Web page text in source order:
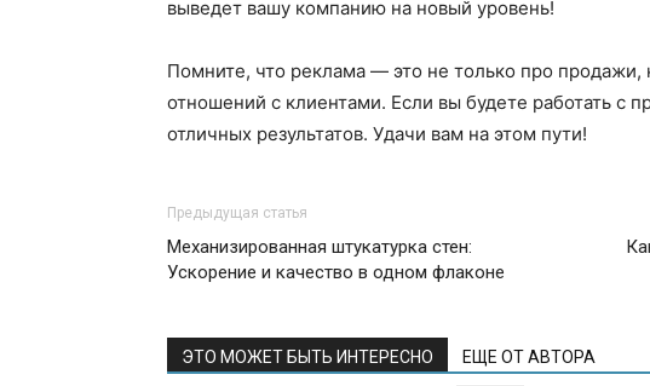
выведет вашу компанию на новый уровень!
Помните, что реклама — это не только про продажи,
отношений с клиентами. Если вы будете работать с
отличных результатов. Удачи вам на этом пути!
Предыдущая статья
Механизированная штукатурка стен:
Ускорение и качество в одном флаконе
ЭТО МОЖЕТ БЫТЬ ИНТЕРЕСНО ЕЩЕ ОТ АВТОРА